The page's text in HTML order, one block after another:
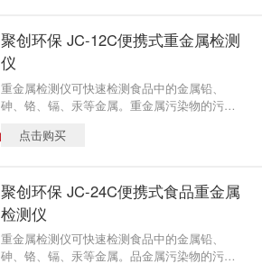
聚创环保 JC-12C便携式重金属检测
仪
重金属检测仪可快速检测食品中的金属铅、
砷、铬、镉、汞等金属。重金属污染物的污染
点击购买
聚创环保 JC-24C便携式食品重金属
检测仪
重金属检测仪可快速检测食品中的金属铅、
砷、铬、镉、汞等金属。品金属污染物的污染